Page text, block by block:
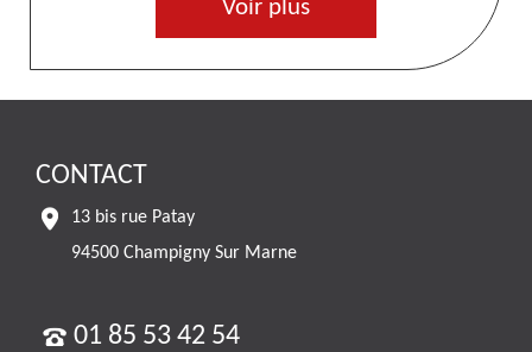
Voir plus
CONTACT
13 bis rue Patay
94500 Champigny Sur Marne
01 85 53 42 54